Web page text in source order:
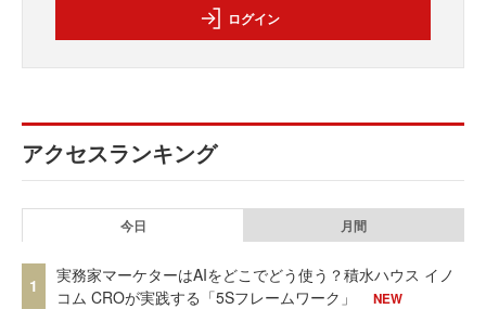
ログイン
アクセスランキング
今日 月間
1
実務家マーケターはAIをどこでどう使う？積水ハウス イノ
コム CROが実践する「5Sフレームワーク」
NEW